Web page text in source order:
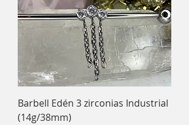
Barbell Edén 3 zirconias Industrial
(14g/38mm)